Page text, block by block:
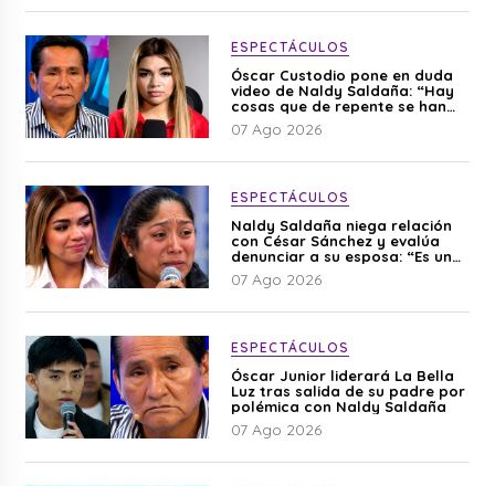
ESPECTÁCULOS
Óscar Custodio pone en duda
video de Naldy Saldaña: “Hay
cosas que de repente se han
editado”
07 Ago 2026
ESPECTÁCULOS
Naldy Saldaña niega relación
con César Sánchez y evalúa
denunciar a su esposa: “Es una
difamación”
07 Ago 2026
ESPECTÁCULOS
Óscar Junior liderará La Bella
Luz tras salida de su padre por
polémica con Naldy Saldaña
07 Ago 2026